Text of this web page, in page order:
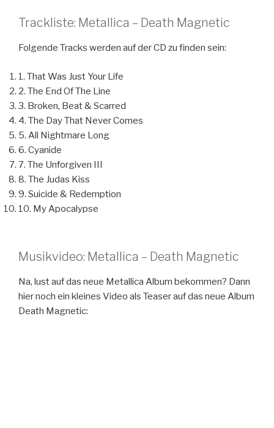
Trackliste: Metallica – Death Magnetic
Folgende Tracks werden auf der CD zu finden sein:
1. That Was Just Your Life
2. The End Of The Line
3. Broken, Beat & Scarred
4. The Day That Never Comes
5. All Nightmare Long
6. Cyanide
7. The Unforgiven III
8. The Judas Kiss
9. Suicide & Redemption
10. My Apocalypse
Musikvideo: Metallica – Death Magnetic
Na, lust auf das neue Metallica Album bekommen? Dann
hier noch ein kleines Video als Teaser auf das neue Album
Death Magnetic: